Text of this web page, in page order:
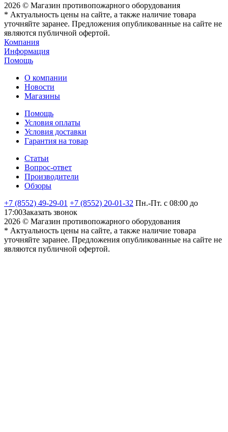
2026 © Магазин противопожарного оборудования
* Актуальность цены на сайте, а также наличие товара
уточняйте заранее. Предложения опубликованные на сайте не
являются публичной офертой.
Компания
Информация
Помощь
О компании
Новости
Магазины
Помощь
Условия оплаты
Условия доставки
Гарантия на товар
Статьи
Вопрос-ответ
Производители
Обзоры
+7 (8552) 49-29-01 +7 (8552) 20-01-32 Пн.-Пт. с 08:00 до
17:00Заказать звонок
2026 © Магазин противопожарного оборудования
* Актуальность цены на сайте, а также наличие товара
уточняйте заранее. Предложения опубликованные на сайте не
являются публичной офертой.